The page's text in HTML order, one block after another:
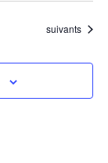
de
Évènements
suivants